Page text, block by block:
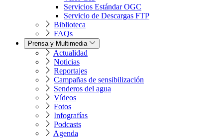
Servicios Estándar OGC
Servicio de Descargas FTP
Biblioteca
FAQs
Prensa y Multimedia
Actualidad
Noticias
Reportajes
Campañas de sensibilización
Senderos del agua
Vídeos
Fotos
Infografías
Podcasts
Agenda